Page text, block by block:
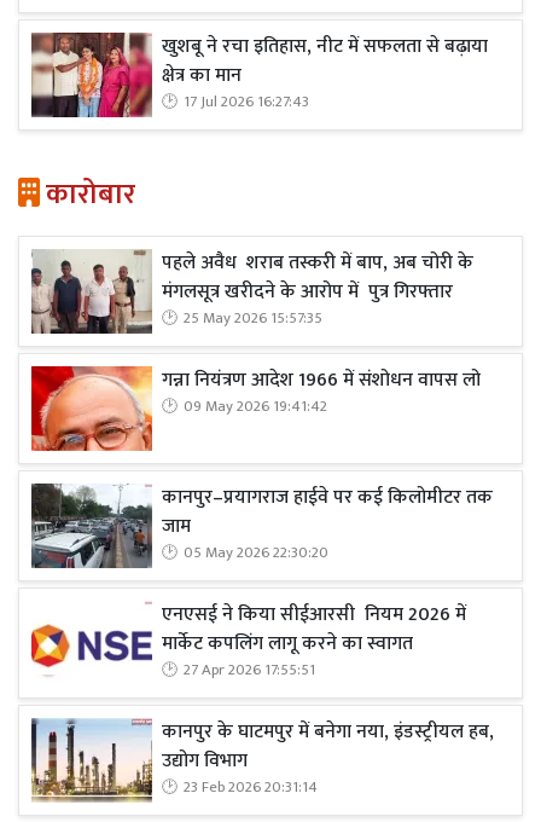
खुशबू ने रचा इतिहास, नीट में सफलता से बढ़ाया
क्षेत्र का मान
17 Jul 2026 16:27:43
कारोबार
पहले अवैध शराब तस्करी में बाप, अब चोरी के
मंगलसूत्र खरीदने के आरोप में पुत्र गिरफ्तार
25 May 2026 15:57:35
गन्ना नियंत्रण आदेश 1966 में संशोधन वापस लो
09 May 2026 19:41:42
कानपुर–प्रयागराज हाईवे पर कई किलोमीटर तक
जाम
05 May 2026 22:30:20
एनएसई ने किया सीईआरसी नियम 2026 में
मार्केट कपलिंग लागू करने का स्वागत
27 Apr 2026 17:55:51
कानपुर के घाटमपुर में बनेगा नया, इंडस्ट्रीयल हब,
उद्योग विभाग
23 Feb 2026 20:31:14